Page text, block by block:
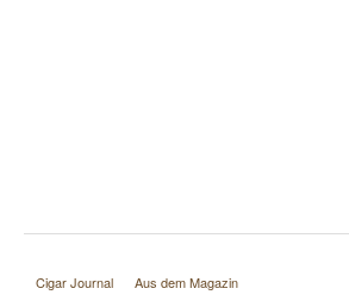
Cigar Journal
Aus dem Magazin